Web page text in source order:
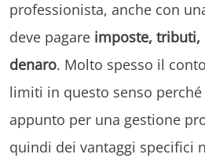
professionista, anche con
deve pagare imposte, tributi,
denaro. Molto spesso il
limiti in questo senso
appunto per una gestione
quindi dei vantaggi specifici